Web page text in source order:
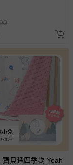
價(3歲以上需購票))
寶貝毯四季款-Yeah